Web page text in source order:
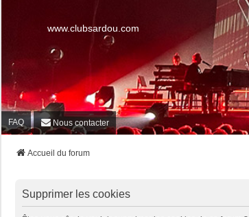
www.clubsardou.com
FAQ Nous contacter
Accueil du forum
Supprimer les cookies